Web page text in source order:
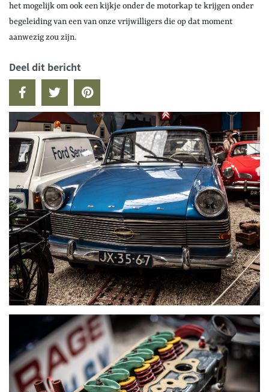
het mogelijk om ook een kijkje onder de motorkap te krijgen onder
begeleiding van een van onze vrijwilligers die op dat moment
aanwezig zou zijn.
Deel dit bericht